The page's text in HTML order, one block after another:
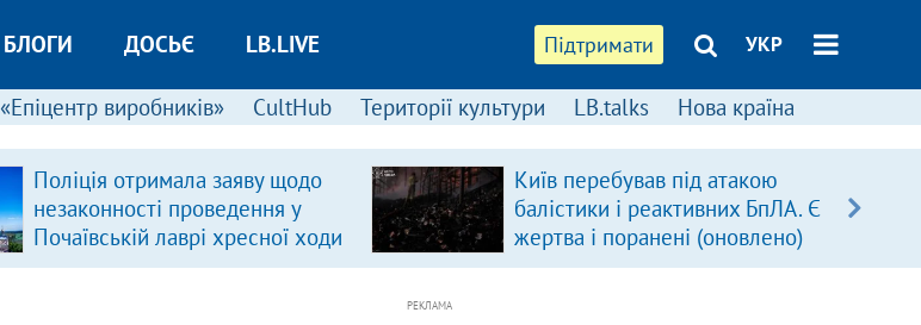
Підтримати УКР
БЛОГИ ДОСЬЄ LB.LIVE
«Епіцентр виробників» CultHub Території культури LB.talks Нова країна
Поліція отримала заяву щодо
незаконності проведення у
Почаївській лаврі хресної ходи
Київ перебував під атакою
балістики і реактивних БпЛА. Є
жертва і поранені (оновлено)
РЕКЛАМА